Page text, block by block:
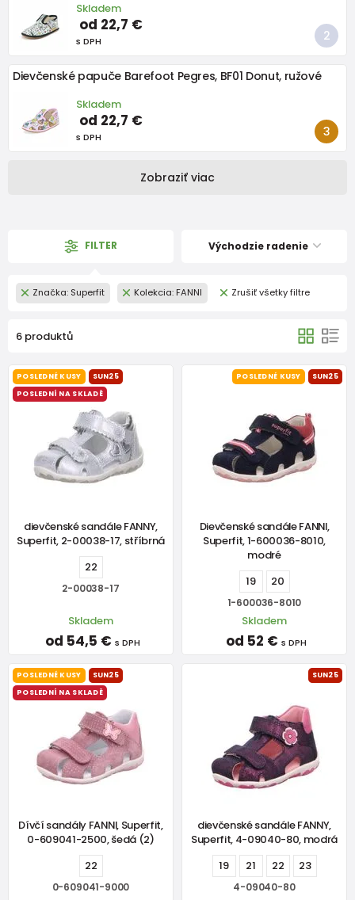
Skladem
od 22,7 €
s DPH
Dievčenské papuče Barefoot Pegres, BF01 Donut, ružové
Skladem
od 22,7 €
s DPH
Zobraziť viac
FILTER Východzie radenie
Značka: Superfit Kolekcia: FANNI Zrušiť všetky filtre
6 produktů
POSLEDNÉ KUSY
SUN25
POSLEDNÍ NA SKLADĚ
dievčenské sandále FANNY,
Superfit, 2-00038-17, stříbrná
22
2-00038-17
Skladem
od 54,5 € s DPH
POSLEDNÉ KUSY SUN25
Dievčenské sandále FANNI,
Superfit, 1-600036-8010,
modré
19
20
1-600036-8010
Skladem
od 52 € s DPH
POSLEDNÉ KUSY
SUN25
POSLEDNÍ NA SKLADĚ
Dívčí sandály FANNI, Superfit,
0-609041-2500, šedá (2)
22
0-609041-9000
SUN25
dievčenské sandále FANNY,
Superfit, 4-09040-80, modrá
19
21 22 23
4-09040-80